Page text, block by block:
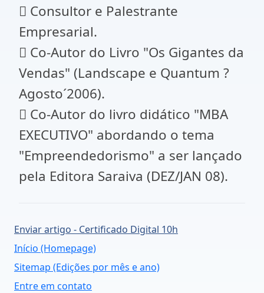
 Consultor e Palestrante
Empresarial.
 Co-Autor do Livro "Os Gigantes da
Vendas" (Landscape e Quantum ?
Agosto´2006).
 Co-Autor do livro didático "MBA
EXECUTIVO" abordando o tema
"Empreendedorismo" a ser lançado
pela Editora Saraiva (DEZ/JAN 08).
Enviar artigo - Certificado Digital 10h
Início (Homepage)
Sitemap (Edições por mês e ano)
Entre em contato